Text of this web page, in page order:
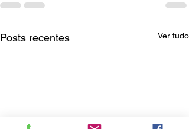
Posts recentes Ver tudo